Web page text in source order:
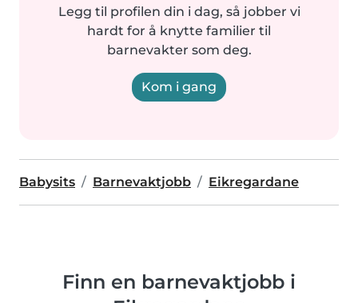
Legg til profilen din i dag, så jobber vi
hardt for å knytte familier til
barnevakter som deg.
Kom i gang
Babysits Barnevaktjobb Eikregardane
Finn en barnevaktjobb i